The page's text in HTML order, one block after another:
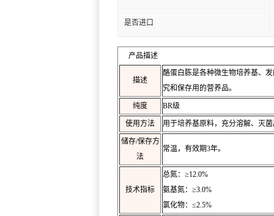
是否进口
产品描述
描述
酪蛋白胨是各种微生物培养基、
究和保存用的营养品。
纯度 BR级
使用方法 用于培养基原料，充分溶解、灭
储存/保存方
法
常温，有效期3年。
技术指标
总氮：≥12.0%
氨基氮：≥3.0%
氯化物：≤2.5%